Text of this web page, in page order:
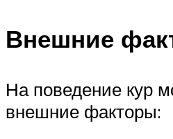
Внешние
На поведение кур
внешние факторы: